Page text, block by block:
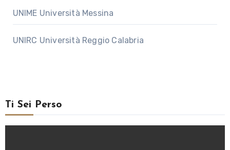
UNIME Università Messina
UNIRC Università Reggio Calabria
Ti Sei Perso